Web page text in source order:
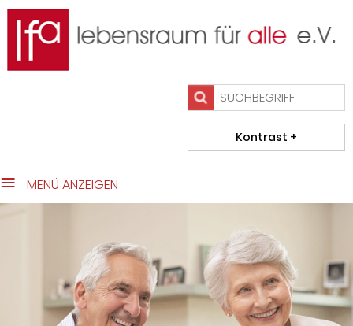
close Submenü
Das Team
Impressum
MENÜ ANZEIGEN